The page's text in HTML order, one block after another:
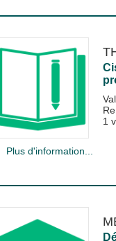
1
Plus d'information...